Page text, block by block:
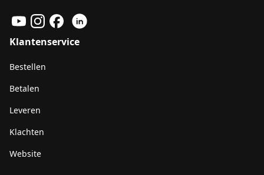
Klantenservice
Bestellen
Betalen
Leveren
Klachten
Website